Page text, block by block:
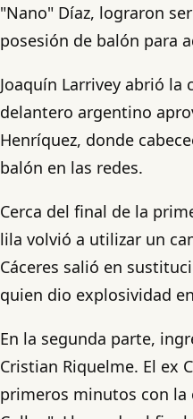
"Nano" Díaz, lograron
posesión de balón para
Joaquín Larrivey abrió la
delantero argentino
Henríquez, donde
balón en las redes.
Cerca del final de la
lila volvió a utilizar un
Cáceres salió en
quien dio explosividad
En la segunda parte,
Cristian Riquelme. El ex
primeros minutos con la